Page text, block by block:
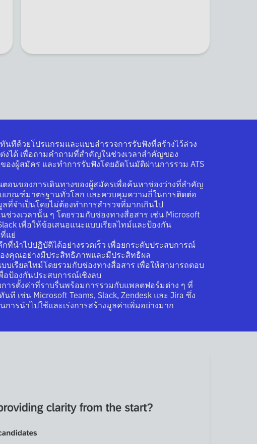
นทีด้วยโปรแกรมและแบบสำรวจการรับฟังที่สร้างไว้ล่วง
งได้ เพื่อถามคำถามที่สำคัญในช่วงเวลาสำคัญของ
องผู้สมัคร และทำการรับฟังโดยอัตโนมัติผ่านการรวม ATS
ตอนของการเดินทางของผู้สมัครเพื่อค้นหาช่องว่างที่สำคัญ
บเกณฑ์มาตรฐานทั่วโลก และควบคุมความถี่ในการติดต่อ
ที่จำเป็นโดยไม่ต้องทำการสำรวจที่มากเกินไป
วงเวลานั้น ๆ โดยรวมกับช่องทางสื่อสาร เช่น Microsoft
เพื่อให้ข้อเสนอแนะแบบเรียลไทม์และป้องกัน
แย่
ที่นำไปปฏิบัติได้อย่างรวดเร็ว เพื่อยกระดับประสบการณ์
งคุณอย่างมีประสิทธิภาพและมีประสิทธิผล
บเรียลไทม์โดยรวมกับช่องทางสื่อสาร เพื่อให้สามารถตอบ
อป้องกันประสบการณ์เชิงลบ
การตั้งค่าที่ราบรื่นพร้อมการรวมกับแพลตฟอร์มต่าง ๆ ที่
ที เช่น Microsoft Teams, Slack, Zendesk และ Jira ซึ่ง
การนำไปใช้และเร่งการสร้างมูลค่าเพิ่มอย่างมาก